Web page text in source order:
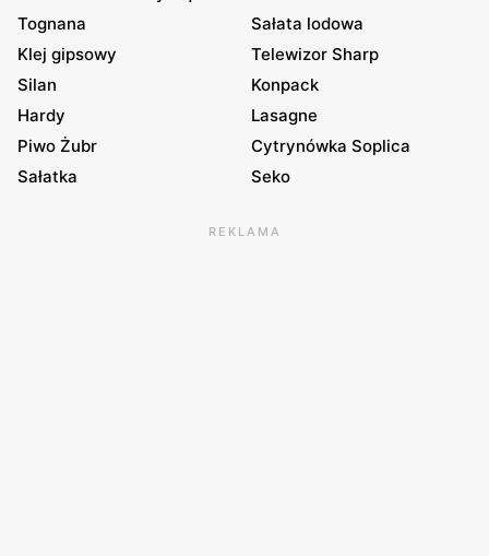
Tognana
Sałata lodowa
Klej gipsowy
Telewizor Sharp
Silan
Konpack
Hardy
Lasagne
Piwo Żubr
Cytrynówka Soplica
Sałatka
Seko
REKLAMA